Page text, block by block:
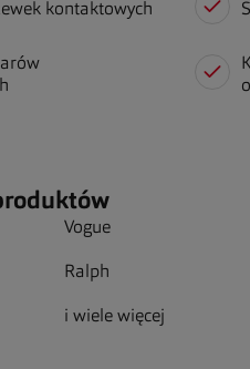
kontaktowych
Vogue
Ralph
i wiele więcej